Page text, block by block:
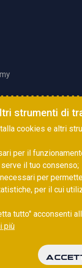
Arbitri
Tutti i diritti riservati
strumenti di
cookies e altri
per il
il tuo consenso;
per
per il cui
tutto" acconsenti
più